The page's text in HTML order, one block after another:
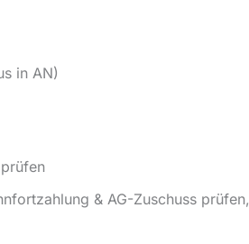
in AN)
& AG-Zuschuss prüfen,